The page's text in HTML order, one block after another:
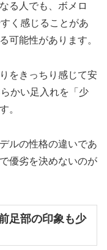
る人でも、ボメロ
く感じることがあ
可能性があります。
をきっちり感じて安
かい足入れを「少
。
ルの性格の違いであ
優劣を決めないのが
足部の印象も少